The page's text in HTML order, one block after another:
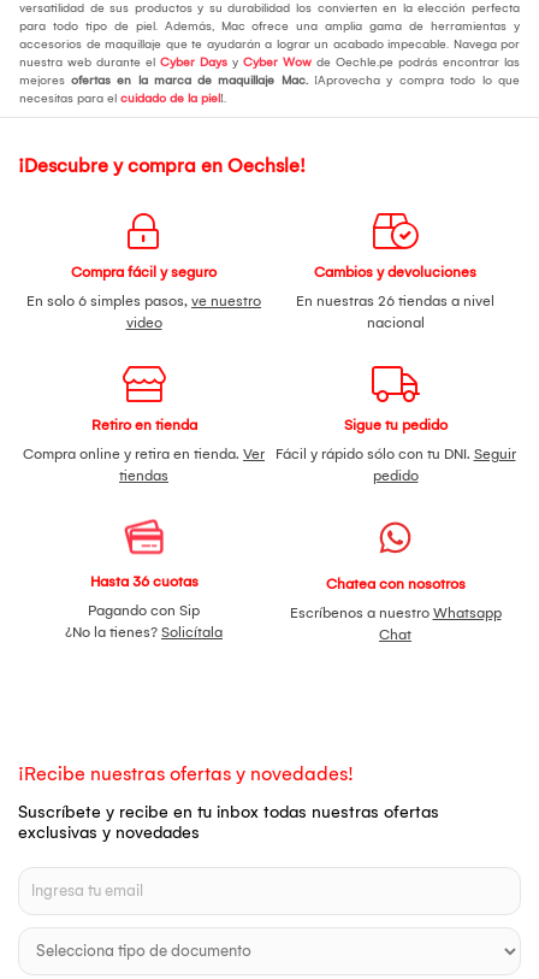
versatilidad de sus productos y su durabilidad los convierten en la elección perfecta
para todo tipo de piel. Además, Mac ofrece una amplia gama de herramientas y
accesorios de maquillaje que te ayudarán a lograr un acabado impecable. Navega por
nuestra web durante el Cyber Days y Cyber Wow de Oechle.pe podrás encontrar las
mejores ofertas en la marca de maquillaje Mac. ¡Aprovecha y compra todo lo que
necesitas para el cuidado de la piel!.
¡Descubre y compra en Oechsle!
Compra fácil y seguro
En solo 6 simples pasos, ve nuestro
video
Cambios y devoluciones
En nuestras 26 tiendas a nivel
nacional
Retiro en tienda
Compra online y retira en tienda. Ver
tiendas
Sigue tu pedido
Fácil y rápido sólo con tu DNI. Seguir
pedido
Hasta 36 cuotas
Pagando con Sip
¿No la tienes? Solicítala
Chatea con nosotros
Escríbenos a nuestro Whatsapp
Chat
¡Recibe nuestras ofertas y novedades!
Suscríbete y recibe en tu inbox todas nuestras ofertas
exclusivas y novedades